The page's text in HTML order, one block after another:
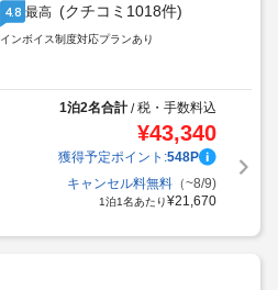
4.8 最高 (クチコミ1018件)
インボイス制度対応プランあり
1泊2名合計/税・手数料込
¥43,340
獲得予定ポイント:548P
キャンセル料無料（~8/9)
1泊1名あたり¥21,670